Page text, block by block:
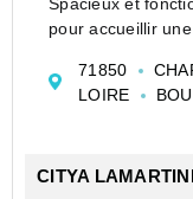
pour accueillir
de nombreuses
bénéficie d'un...
71850
LOIRE
CITYA